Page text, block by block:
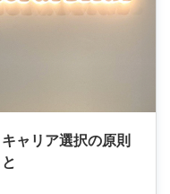
ャリア選択の原則